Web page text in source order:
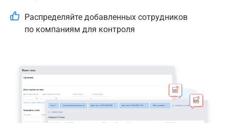
Распределяйте добавленных сотрудников
по компаниям для контроля